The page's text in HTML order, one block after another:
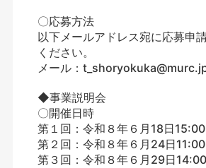
〇応募方法
以下メールアドレス宛に応募申
ください。
メール：
◆事業説明会
〇開催日時
第１回：令和８年６月18日
第２回：令和８年６月24日
第３回：令和８年６月29日